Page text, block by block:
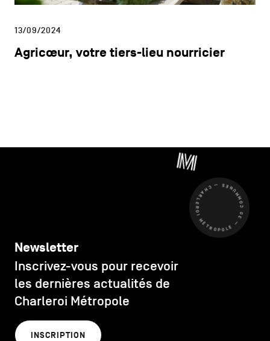
13/09/2024
Agricœur, votre tiers-lieu nourricier
CHARLEROI MÉTROPOLE — 30 COMMUNES —
Newsletter
Inscrivez-vous pour recevoir
les dernières actualités de
Charleroi Métropole
INSCRIPTION